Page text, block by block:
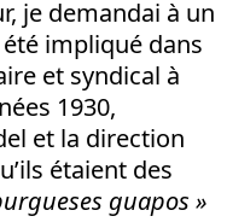
je demandai à un
impliqué dans
et syndical à
1930,
et la direction
étaient des
guapos »